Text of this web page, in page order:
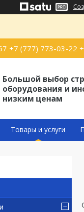
+7 (777) 773-03-22
Большой выбор
оборудования и
низким ценам
Товары и услуги